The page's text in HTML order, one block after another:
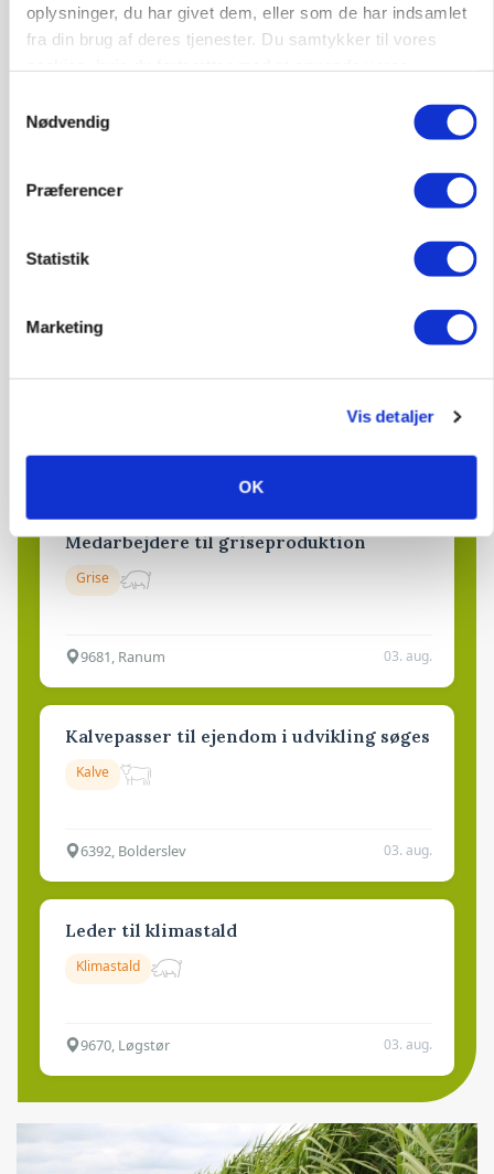
oplysninger, du har givet dem, eller som de har indsamlet
fra din brug af deres tjenester. Du samtykker til vores
Nødvendig
Præferencer
Statistik
Marketing
Vis detaljer
OK
Grise
6950, Ringkøbing 06. aug.
4690, Haslev 06. aug.
4700, Næstved 03. aug.
Medarbejdere til griseproduktion
Grise
9681, Ranum 03. aug.
Kalvepasser til ejendom i udvikling søges
Kalve
6392, Bolderslev 03. aug.
Leder til klimastald
Klimastald
9670, Løgstør 03. aug.